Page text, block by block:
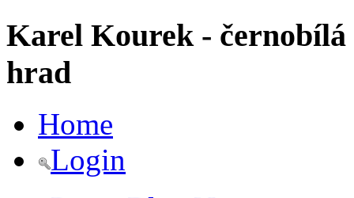
Karel Kourek -
hrad
Home
Login